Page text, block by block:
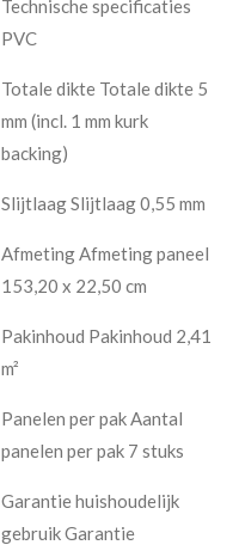
Technische specificaties
PVC
Totale dikte Totale dikte 5
mm (incl. 1 mm kurk
backing)
Slijtlaag Slijtlaag 0,55 mm
Afmeting Afmeting paneel
153,20 x 22,50 cm
Pakinhoud Pakinhoud 2,41
m²
Panelen per pak Aantal
panelen per pak 7 stuks
Garantie huishoudelijk
gebruik Garantie